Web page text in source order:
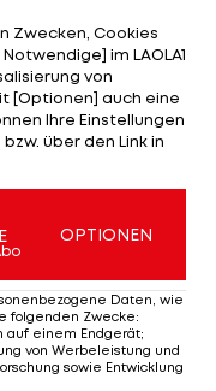
für sportliche
Lorbeerblatt ist
jedes Jahr
im Leben",
Zwecken, Cookies
im LAOLA1
von
[Optionen] auch eine
Ihre Einstellungen
über den Link in
OPTIONEN
Daten, wie
folgenden Zwecke:
auf einem Endgerät;
von Werbeleistung und
sowie Entwicklung